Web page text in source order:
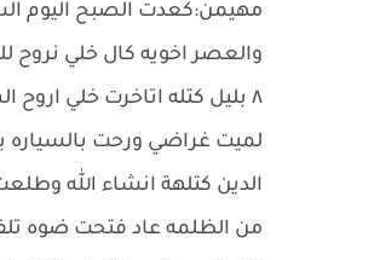
مهيمن:كعدت الصبح اليوم
والعصر اخويه كال خلي نروح
٨ بليل كتله اتاخرت خلي
لميت غراضي ورحت بالسياره
الدين كتلهة انشاء الله
من الظلمه عاد فتحت ضوه